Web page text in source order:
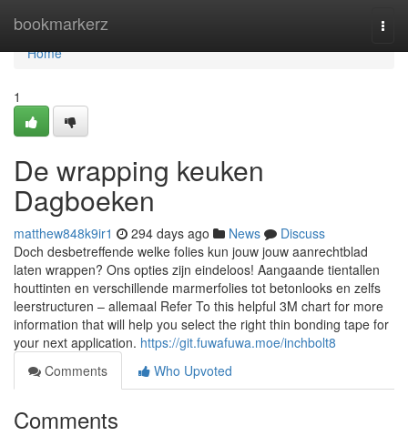
bookmarkerz
Home
Home
1
De wrapping keuken
Dagboeken
matthew848k9ir1 294 days ago News
Discuss
Doch desbetreffende welke folies kun jouw jouw aanrechtblad
laten wrappen? Ons opties zijn eindeloos! Aangaande tientallen
houttinten en verschillende marmerfolies tot betonlooks en zelfs
leerstructuren – allemaal Refer To this helpful 3M chart for more
information that will help you select the right thin bonding tape for
your next application. https://git.fuwafuwa.moe/inchbolt8
Comments
Who Upvoted
Comments